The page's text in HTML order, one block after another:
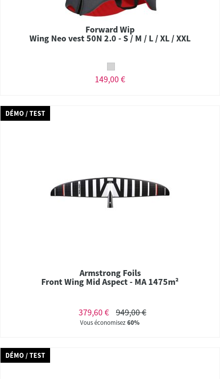
Forward Wip
Wing Neo vest 50N 2.0 - S / M / L / XL / XXL
149,00 €
DÉMO / TEST
Armstrong Foils
Front Wing Mid Aspect - MA 1475m²
379,60 € 949,00 €
Vous économisez60%
DÉMO / TEST